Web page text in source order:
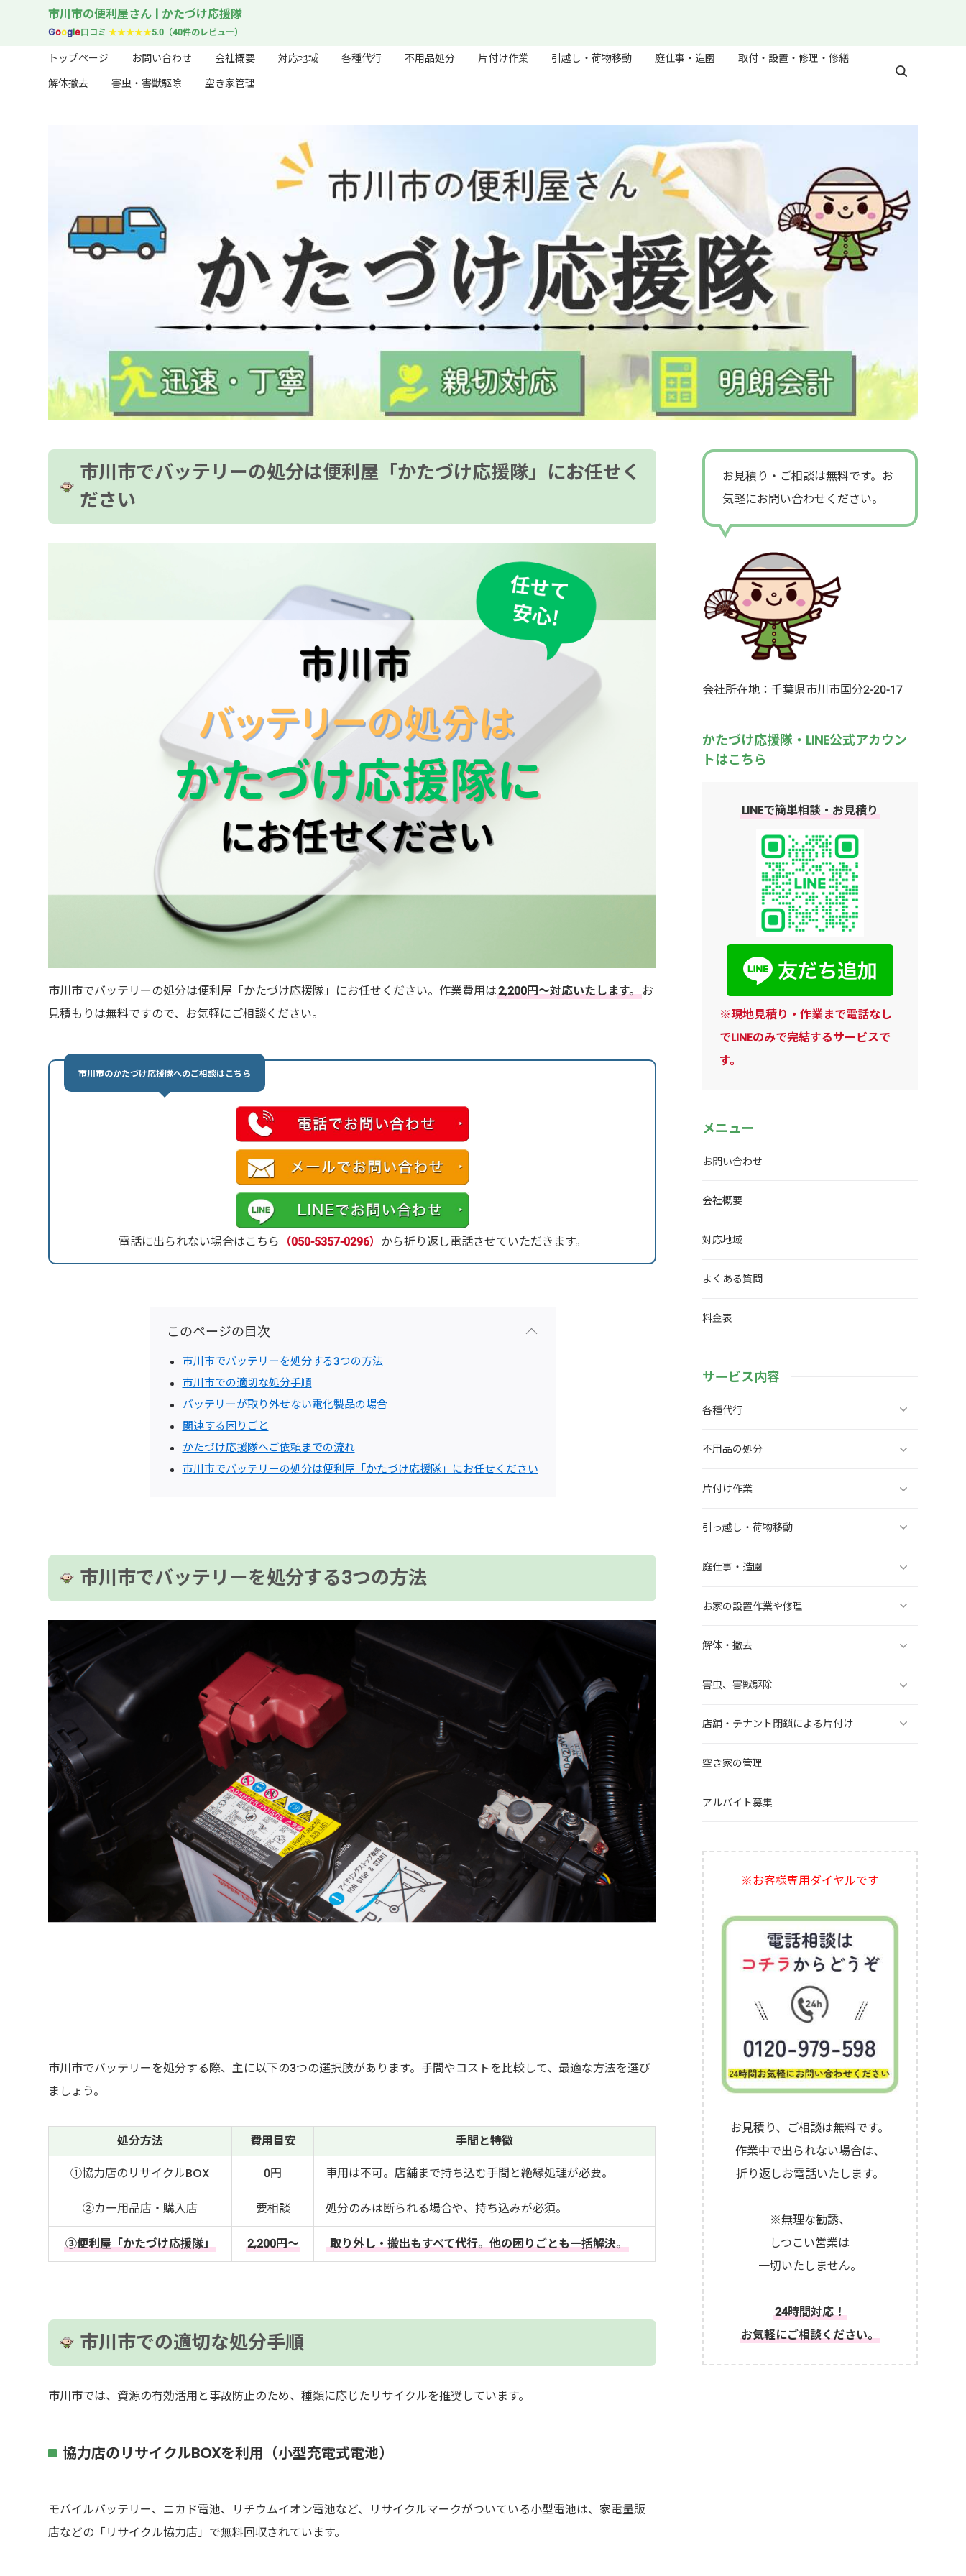
市川市の便利屋さん | かたづけ応援隊
Google口コミ★★★★★5.0（40件のレビュー）
トップページ お問い合わせ 会社概要 対応地域 各種代行 不用品処分 片付け作業 引越し・荷物移動 庭仕事・造園
取付・設置・修理・修繕
解体撤去
害虫・害獣駆除 空き家管理
市川市でバッテリーの処分は便利屋「かたづけ応援隊」にお任せく
ださい
市川市でバッテリーの処分は便利屋「かたづけ応援隊」にお任せください。作業費用は2,200円～対応いたします。お
見積もりは無料ですので、お気軽にご相談ください。
市川市のかたづけ応援隊へのご相談はこちら
電話に出られない場合はこちら （050-5357-0296） から折り返し電話させていただきます。
このページの目次
市川市でバッテリーを処分する3つの方法
市川市での適切な処分手順
バッテリーが取り外せない電化製品の場合
関連する困りごと
かたづけ応援隊へご依頼までの流れ
市川市でバッテリーの処分は便利屋「かたづけ応援隊」にお任せください
市川市でバッテリーを処分する3つの方法
市川市でバッテリーを処分する際、主に以下の3つの選択肢があります。手間やコストを比較して、最適な方法を選び
ましょう。
処分方法 費用目安
手間と特徴
①協力店のリサイクルBOX
0円 車用は不可。店舗まで持ち込む手間と絶縁処理が必要。
②カー用品店・購入店 要相談 処分のみは断られる場合や、持ち込みが必須。
③便利屋「かたづけ応援隊」 2,200円～ 取り外し・搬出もすべて代行。他の困りごとも一括解決。
市川市での適切な処分手順
市川市では、資源の有効活用と事故防止のため、種類に応じたリサイクルを推奨しています。
協力店のリサイクルBOXを利用（小型充電式電池）
モバイルバッテリー、ニカド電池、リチウムイオン電池など、リサイクルマークがついている小型電池は、家電量販
店などの「リサイクル協力店」で無料回収されています。
お見積り・ご相談は無料です。お
気軽にお問い合わせください。
会社所在地：千葉県市川市国分2-20-17
かたづけ応援隊・LINE公式アカウン
トはこちら
LINEで簡単相談・お見積り
※現地見積り・作業まで電話なし
でLINEのみで完結するサービスで
す。
メニュー
お問い合わせ
会社概要
対応地域
よくある質問
料金表
サービス内容
各種代行
不用品の処分
片付け作業
引っ越し・荷物移動
庭仕事・造園
お家の設置作業や修理
解体・撤去
害虫、害獣駆除
店舗・テナント閉鎖による片付け
空き家の管理
アルバイト募集
※お客様専用ダイヤルです
お見積り、ご相談は無料です。
作業中で出られない場合は、
折り返しお電話いたします。
※無理な勧誘、
しつこい営業は
一切いたしません。
24時間対応！
お気軽にご相談ください。